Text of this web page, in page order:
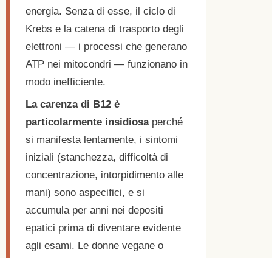
energia. Senza di esse, il ciclo di
Krebs e la catena di trasporto degli
elettroni — i processi che generano
ATP nei mitocondri — funzionano in
modo inefficiente.
La carenza di B12 è
particolarmente insidiosaperché
si manifesta lentamente, i sintomi
iniziali (stanchezza, difficoltà di
concentrazione, intorpidimento alle
mani) sono aspecifici, e si
accumula per anni nei depositi
epatici prima di diventare evidente
agli esami. Le donne vegane o